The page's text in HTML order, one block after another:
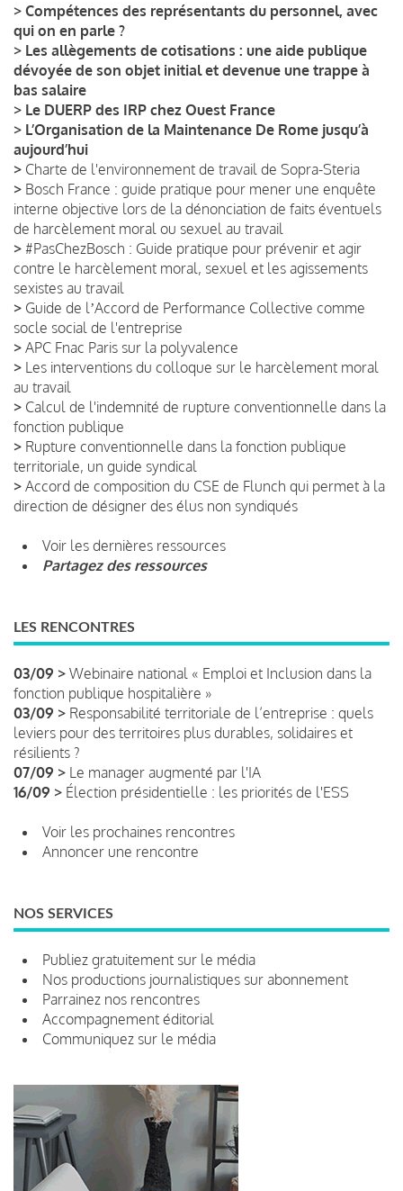
> Compétences des représentants du personnel, avec
qui on en parle ?
> Les allègements de cotisations : une aide publique
dévoyée de son objet initial et devenue une trappe à
bas salaire
> Le DUERP des IRP chez Ouest France
> L’Organisation de la Maintenance De Rome jusqu’à
aujourd’hui
> Charte de l'environnement de travail de Sopra-Steria
> Bosch France : guide pratique pour mener une enquête
interne objective lors de la dénonciation de faits éventuels
de harcèlement moral ou sexuel au travail
> #PasChezBosch : Guide pratique pour prévenir et agir
contre le harcèlement moral, sexuel et les agissements
sexistes au travail
> Guide de lʼAccord de Performance Collective comme
socle social de l'entreprise
> APC Fnac Paris sur la polyvalence
> Les interventions du colloque sur le harcèlement moral
au travail
> Calcul de l'indemnité de rupture conventionnelle dans la
fonction publique
> Rupture conventionnelle dans la fonction publique
territoriale, un guide syndical
> Accord de composition du CSE de Flunch qui permet à la
direction de désigner des élus non syndiqués
Voir les dernières ressources
Partagez des ressources
LES RENCONTRES
03/09 > Webinaire national « Emploi et Inclusion dans la
fonction publique hospitalière »
03/09 > Responsabilité territoriale de l’entreprise : quels
leviers pour des territoires plus durables, solidaires et
résilients ?
07/09 > Le manager augmenté par l'IA
16/09 > Élection présidentielle : les priorités de l'ESS
Voir les prochaines rencontres
Annoncer une rencontre
NOS SERVICES
Publiez gratuitement sur le média
Nos productions journalistiques sur abonnement
Parrainez nos rencontres
Accompagnement éditorial
Communiquez sur le média